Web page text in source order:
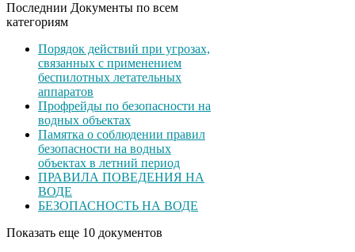
Последнии Документы по всем
категориям
Порядок действий при угрозах,
связанных с применением
беспилотных летательных
аппаратов
Профрейды по безопасности на
водных объектах
Памятка о соблюдении правил
безопасности на водных
объектах в летний период
ПРАВИЛА ПОВЕДЕНИЯ НА
ВОДЕ
БЕЗОПАСНОСТЬ НА ВОДЕ
Показать еще 10 документов